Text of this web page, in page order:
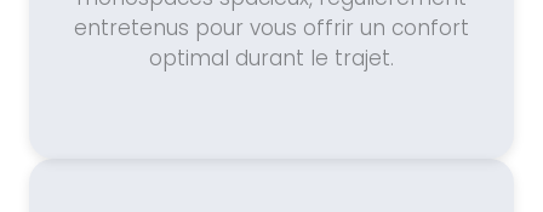
entretenus pour vous offrir un confort
optimal durant le trajet.